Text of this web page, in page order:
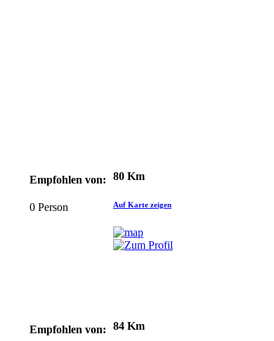
Empfohlen von:
0 Person
80 Km
Auf Karte zeigen
Empfohlen von: 84 Km